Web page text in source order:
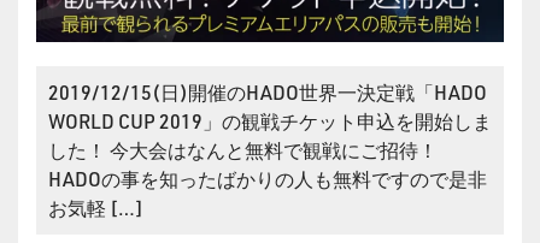
2019/12/15(日)開催のHADO世界一決定戦「HADO
WORLD CUP 2019」の観戦チケット申込を開始しま
した！ 今大会はなんと無料で観戦にご招待！
HADOの事を知ったばかりの人も無料ですので是非
お気軽 […]